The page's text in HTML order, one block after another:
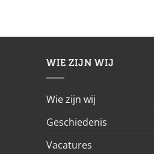
WIE ZIJN WIJ
Wie zijn wij
Geschiedenis
Vacatures